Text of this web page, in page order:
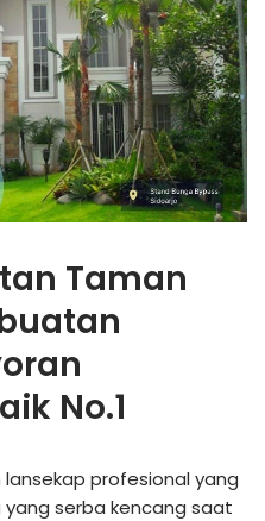
Taman
No.1
profesional yang
serba kencang saat